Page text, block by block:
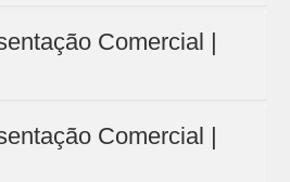
Comercial |
Comercial |